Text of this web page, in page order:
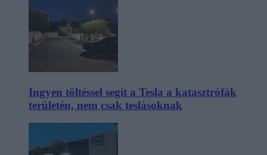
Ingyen töltéssel segít a Tesla a katasztrófák
területén, nem csak teslásoknak